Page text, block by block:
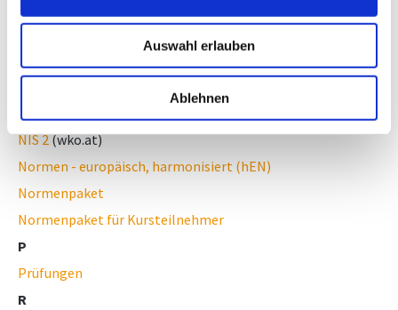
Auswahl erlauben
Ablehnen
Nachhaltige Dienstleistungen
NIS 2(wko.at)
Normen - europäisch, harmonisiert (hEN)
Normenpaket
Normenpaket für Kursteilnehmer
P
Prüfungen
R